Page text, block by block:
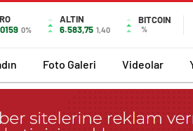
0%
ALTIN
6.583,75 1,40
BITCOIN
%
Foto Galeri Videolar